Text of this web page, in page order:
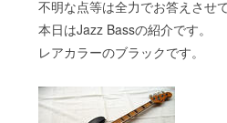
不明な点等は全力でお答えさせ
本日はJazz Bassの紹介です。
レアカラーのブラックです。